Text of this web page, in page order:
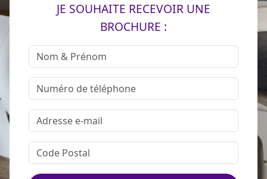
JE SOUHAITE RECEVOIR UNE
BROCHURE :